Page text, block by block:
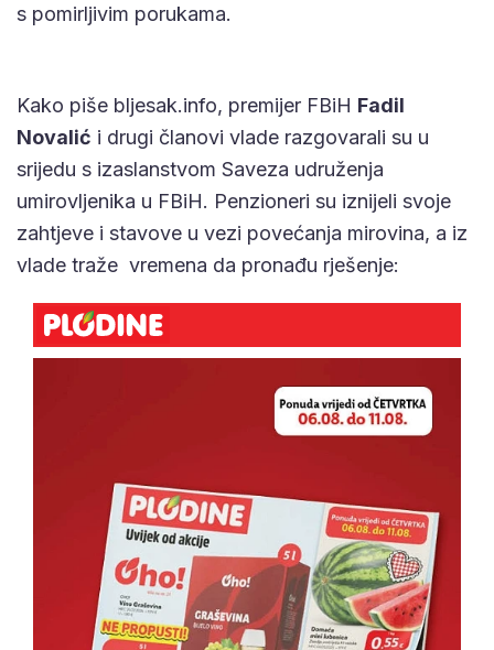
s pomirljivim porukama.
Kako piše bljesak.info, premijer FBiH Fadil
Novalić i drugi članovi vlade razgovarali su u
srijedu s izaslanstvom Saveza udruženja
umirovljenika u FBiH. Penzioneri su iznijeli svoje
zahtjeve i stavove u vezi povećanja mirovina, a iz
vlade traže vremena da pronađu rješenje: